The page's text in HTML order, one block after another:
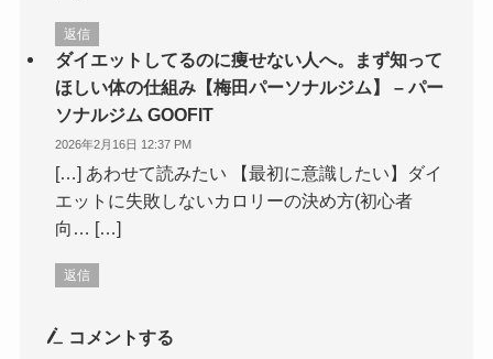
返信
ダイエットしてるのに痩せない人へ。まず知って
ほしい体の仕組み【梅田パーソナルジム】 – パー
ソナルジム GOOFIT
2026年2月16日 12:37 PM
[…] あわせて読みたい 【最初に意識したい】ダイ
エットに失敗しないカロリーの決め方(初心者
向… […]
返信
コメントする